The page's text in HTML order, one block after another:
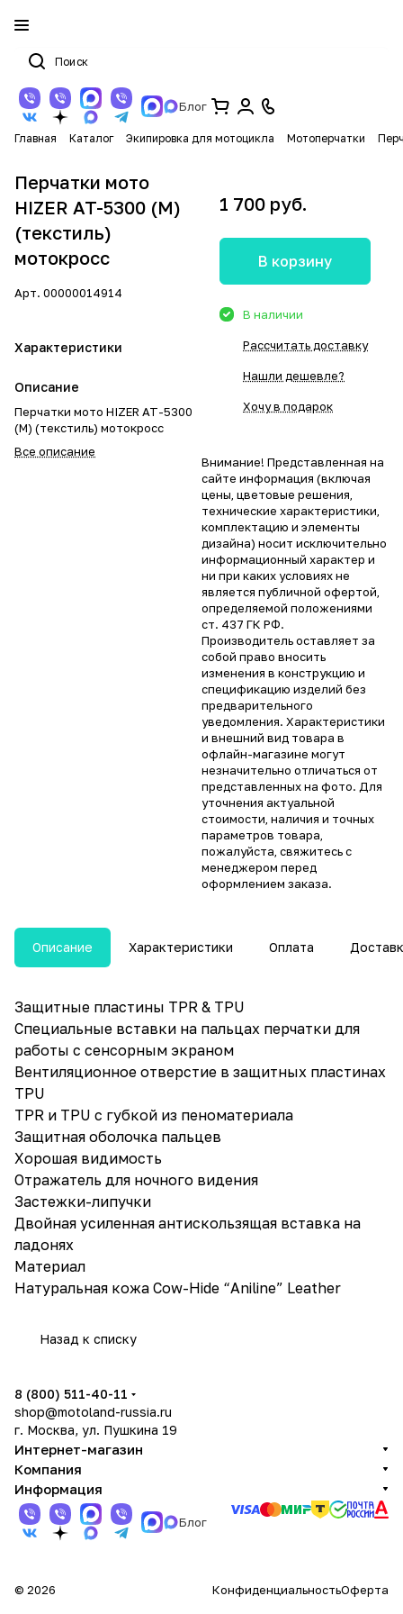
Блог
Главная Каталог Экипировка для мотоцикла Мотоперчатки
Перчатки мото
HIZER AT-5300 (M)
(текстиль)
мотокросс
Арт. 00000014914
Характеристики
Описание
Перчатки мото HIZER AT-5300
(M) (текстиль) мотокросс
Все описание
1 700 руб.
В корзину
В наличии
Рассчитать доставку
Нашли дешевле?
Хочу в подарок
Внимание! Представленная на
сайте информация (включая
цены, цветовые решения,
технические характеристики,
комплектацию и элементы
дизайна) носит исключительно
информационный характер и
ни при каких условиях не
является публичной офертой,
определяемой положениями
ст. 437 ГК РФ.
Производитель оставляет за
собой право вносить
изменения в конструкцию и
спецификацию изделий без
предварительного
уведомления. Характеристики
и внешний вид товара в
офлайн-магазине могут
незначительно отличаться от
представленных на фото. Для
уточнения актуальной
стоимости, наличия и точных
параметров товара,
пожалуйста, свяжитесь с
менеджером перед
оформлением заказа.
Описание Характеристики Оплата
Защитные пластины TPR & TPU
Специальные вставки на пальцах перчатки для
работы с сенсорным экраном
Вентиляционное отверстие в защитных пластинах
TPU
TPR и TPU с губкой из пеноматериала
Защитная оболочка пальцев
Хорошая видимость
Отражатель для ночного видения
Застежки-липучки
Двойная усиленная антискользящая вставка на
ладонях
Материал
Натуральная кожа Cow-Hide “Aniline” Leather
Назад к списку
8 (800) 511-40-11
shop@motoland-russia.ru
г. Москва, ул. Пушкина 19
Интернет-магазин
Компания
Информация
Блог
© 2026 КонфиденциальностьОферта